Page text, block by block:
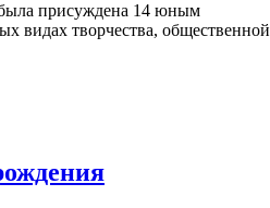
присуждена 14 юным
видах творчества, общественной